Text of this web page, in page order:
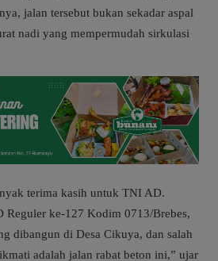
jalan tersebut bukan sekadar aspal
nadi yang mempermudah sirkulasi
terima kasih untuk TNI AD.
ke-127 Kodim 0713/Brebes,
dibangun di Desa Cikuya, dan salah
adalah jalan rabat beton ini,” ujar